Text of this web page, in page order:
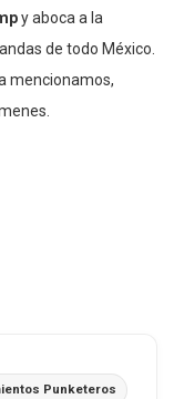
y aboca a la
de todo México.
mencionamos,
Punketeros